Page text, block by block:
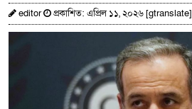
editor প্রকাশিত: এপ্রিল ১১, ২০২৬ [gtranslate]